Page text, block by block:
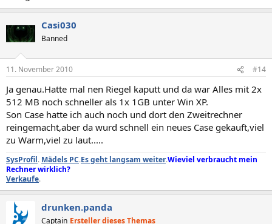
Casi030
Banned
11. November 2010 #14
Ja genau.Hatte mal nen Riegel kaputt und da war Alles mit 2x
512 MB noch schneller als 1x 1GB unter Win XP.
Son Case hatte ich auch noch und dort den Zweitrechner
reingemacht,aber da wurd schnell ein neues Case gekauft,viel
zu Warm,viel zu laut.....
SysProfil. Mädels PC.Es geht langsam weiter.Wieviel verbraucht mein
Rechner wirklich?
Verkaufe.
drunken.panda
Captain Ersteller dieses Themas